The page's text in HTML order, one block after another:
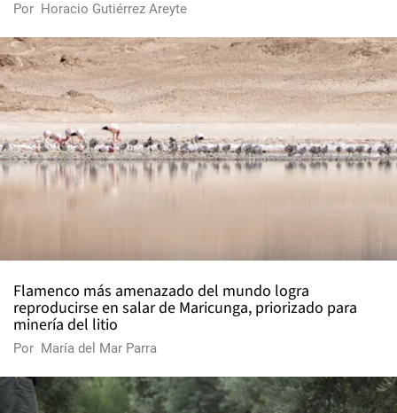
Por Horacio Gutiérrez Areyte
Flamenco más amenazado del mundo logra
reproducirse en salar de Maricunga, priorizado para
minería del litio
Por María del Mar Parra